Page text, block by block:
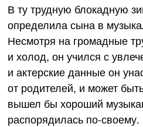
В ту трудную блокадную
определила сына в
Несмотря на громадные
и холод, он учился с
и актерские данные он
от родителей, и может
вышел бы хороший
распорядилась по-своему.